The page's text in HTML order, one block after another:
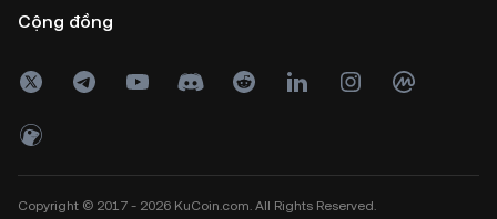
Cộng đồng
Copyright © 2017 - 2026 KuCoin.com. All Rights Reserved.